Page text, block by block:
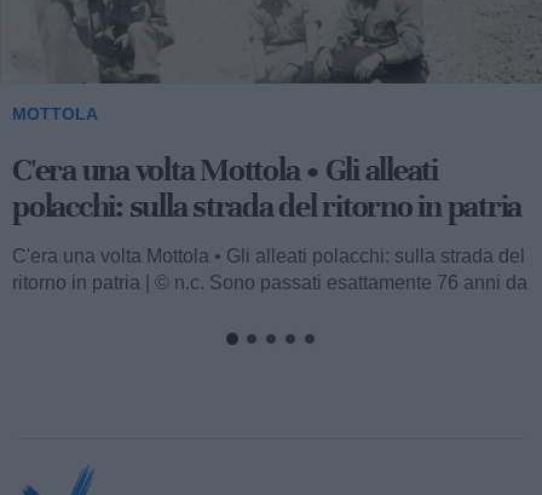
MOTTOLA
C'era una volta Mottola • Gli alleati
polacchi: sulla strada del ritorno in patria
C'era una volta Mottola • Gli alleati polacchi: sulla strada del
ritorno in patria | © n.c. Sono passati esattamente 76 anni da